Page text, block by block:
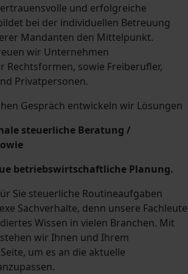
und erfolgreiche
bei der individuellen Betreuung
Mandanten den Mittelpunkt.
wir Unternehmen
Rechtsformen, sowie Freiberufler,
Privatpersonen.
Gespräch entwickeln wir Lösungen
steuerliche Beratung /
betriebswirtschaftliche Planung.
Sie steuerliche Routineaufgaben
Sachverhalte, denn unsere Fachleute
Wissen in vielen Branchen. Mit
wir Ihnen und Ihrem
um es an die aktuelle